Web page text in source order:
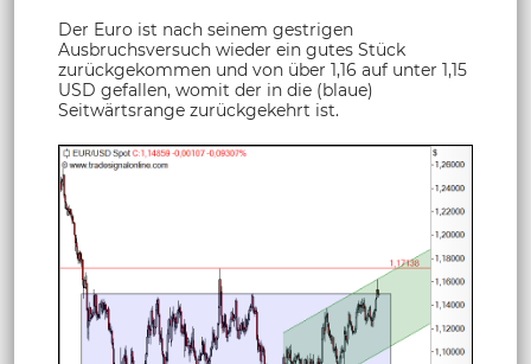
Der Euro ist nach seinem gestrigen
Ausbruchsversuch wieder ein gutes Stück
zurückgekommen und von über 1,16 auf unter 1,15
USD gefallen, womit der in die (blaue)
Seitwärtsrange zurückgekehrt ist.